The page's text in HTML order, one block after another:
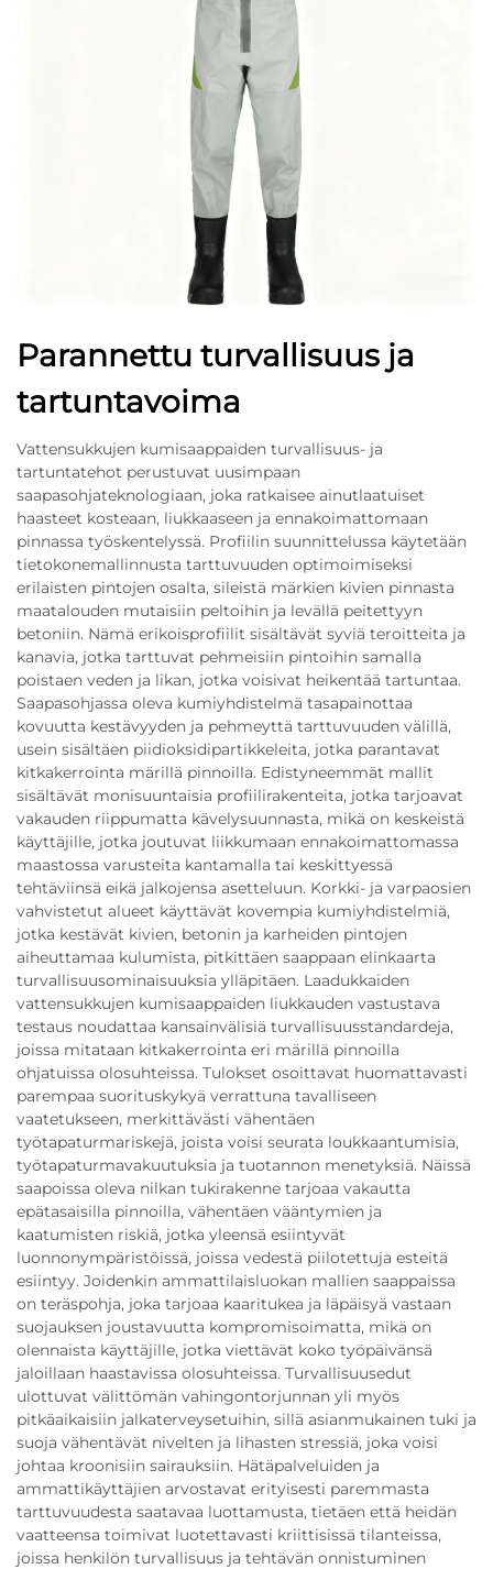
Parannettu turvallisuus ja
tartuntavoima
Vattensukkujen kumisaappaiden turvallisuus- ja
tartuntatehot perustuvat uusimpaan
saapasohjateknologiaan, joka ratkaisee ainutlaatuiset
haasteet kosteaan, liukkaaseen ja ennakoimattomaan
pinnassa työskentelyssä. Profiilin suunnittelussa käytetään
tietokonemallinnusta tarttuvuuden optimoimiseksi
erilaisten pintojen osalta, sileistä märkien kivien pinnasta
maatalouden mutaisiin peltoihin ja levällä peitettyyn
betoniin. Nämä erikoisprofiilit sisältävät syviä teroitteita ja
kanavia, jotka tarttuvat pehmeisiin pintoihin samalla
poistaen veden ja likan, jotka voisivat heikentää tartuntaa.
Saapasohjassa oleva kumiyhdistelmä tasapainottaa
kovuutta kestävyyden ja pehmeyttä tarttuvuuden välillä,
usein sisältäen piidioksidipartikkeleita, jotka parantavat
kitkakerrointa märillä pinnoilla. Edistyneemmät mallit
sisältävät monisuuntaisia profiilirakenteita, jotka tarjoavat
vakauden riippumatta kävelysuunnasta, mikä on keskeistä
käyttäjille, jotka joutuvat liikkumaan ennakoimattomassa
maastossa varusteita kantamalla tai keskittyessä
tehtäviinsä eikä jalkojensa asetteluun. Korkki- ja varpaosien
vahvistetut alueet käyttävät kovempia kumiyhdistelmiä,
jotka kestävät kivien, betonin ja karheiden pintojen
aiheuttamaa kulumista, pitkittäen saappaan elinkaarta
turvallisuusominaisuuksia ylläpitäen. Laadukkaiden
vattensukkujen kumisaappaiden liukkauden vastustava
testaus noudattaa kansainvälisiä turvallisuusstandardeja,
joissa mitataan kitkakerrointa eri märillä pinnoilla
ohjatuissa olosuhteissa. Tulokset osoittavat huomattavasti
parempaa suorituskykyä verrattuna tavalliseen
vaatetukseen, merkittävästi vähentäen
työtapaturmariskejä, joista voisi seurata loukkaantumisia,
työtapaturmavakuutuksia ja tuotannon menetyksiä. Näissä
saapoissa oleva nilkan tukirakenne tarjoaa vakautta
epätasaisilla pinnoilla, vähentäen vääntymien ja
kaatumisten riskiä, jotka yleensä esiintyvät
luonnonympäristöissä, joissa vedestä piilotettuja esteitä
esiintyy. Joidenkin ammattilaisluokan mallien saappaissa
on teräspohja, joka tarjoaa kaaritukea ja läpäisyä vastaan
suojauksen joustavuutta kompromisoimatta, mikä on
olennaista käyttäjille, jotka viettävät koko työpäivänsä
jaloillaan haastavissa olosuhteissa. Turvallisuusedut
ulottuvat välittömän vahingontorjunnan yli myös
pitkäaikaisiin jalkaterveysetuihin, sillä asianmukainen tuki ja
suoja vähentävät nivelten ja lihasten stressiä, joka voisi
johtaa kroonisiin sairauksiin. Hätäpalveluiden ja
ammattikäyttäjien arvostavat erityisesti paremmasta
tarttuvuudesta saatavaa luottamusta, tietäen että heidän
vaatteensa toimivat luotettavasti kriittisissä tilanteissa,
joissa henkilön turvallisuus ja tehtävän onnistuminen